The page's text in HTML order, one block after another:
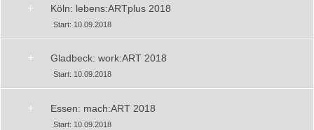
+ Köln: lebens:ARTplus 2018
Start: 10.09.2018
+ Gladbeck: work:ART 2018
Start: 10.09.2018
+ Essen: mach:ART 2018
Start: 10.09.2018